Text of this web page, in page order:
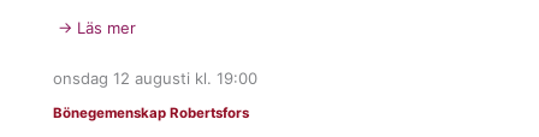
→ Läs mer
onsdag 12 augusti kl. 19:00
Bönegemenskap Robertsfors